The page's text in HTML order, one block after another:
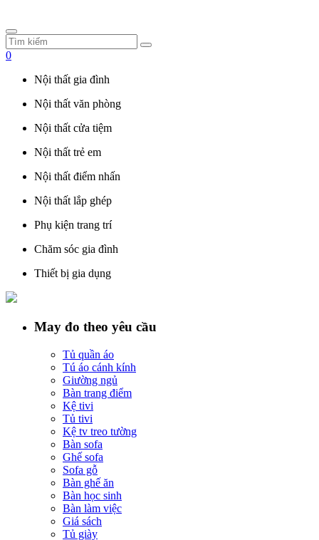
0
Nội thất gia đình
Nội thất văn phòng
Nội thất cửa tiệm
Nội thất trẻ em
Nội thất điểm nhấn
Nội thất lắp ghép
Phụ kiện trang trí
Chăm sóc gia đình
Thiết bị gia dụng
May đo theo yêu cầu
Tủ quần áo
Tú áo cánh kính
Giường ngủ
Bàn trang điểm
Kệ tivi
Tủ tivi
Kệ tv treo tường
Bàn sofa
Ghế sofa
Sofa gỗ
Bàn ghế ăn
Bàn học sinh
Bàn làm việc
Giá sách
Tủ giày